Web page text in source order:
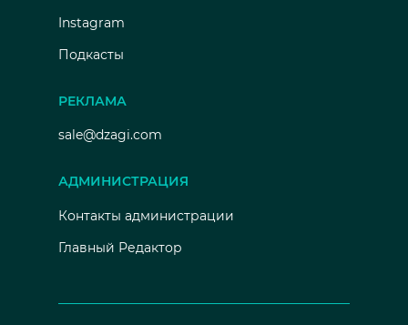
Instagram
Подкасты
РЕКЛАМА
sale@dzagi.com
АДМИНИСТРАЦИЯ
Контакты администрации
Главный Редактор